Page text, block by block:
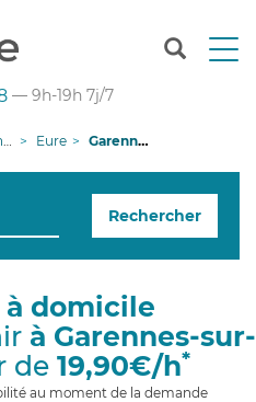
T
n
g
i
— 9h-19h 7j/7
Eure Garennes-sur-Eure
Rechercher
à domicile
à Garennes-sur-
de 19,90€/h*
au moment de la demande